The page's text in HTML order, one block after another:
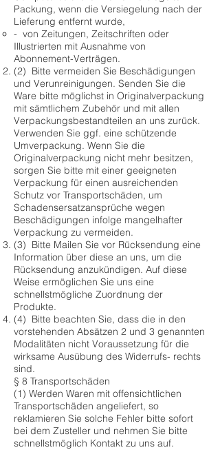
Packung, wenn die Versiegelung nach der
Lieferung entfernt wurde,
- von Zeitungen, Zeitschriften oder
Illustrierten mit Ausnahme von
Abonnement-Verträgen.
(2) Bitte vermeiden Sie Beschädigungen
und Verunreinigungen. Senden Sie die
Ware bitte möglichst in Originalverpackung
mit sämtlichem Zubehör und mit allen
Verpackungsbestandteilen an uns zurück.
Verwenden Sie ggf. eine schützende
Umverpackung. Wenn Sie die
Originalverpackung nicht mehr besitzen,
sorgen Sie bitte mit einer geeigneten
Verpackung für einen ausreichenden
Schutz vor Transportschäden, um
Schadensersatzansprüche wegen
Beschädigungen infolge mangelhafter
Verpackung zu vermeiden.
(3) Bitte Mailen Sie vor Rücksendung eine
Information über diese an uns, um die
Rücksendung anzukündigen. Auf diese
Weise ermöglichen Sie uns eine
schnellstmögliche Zuordnung der
Produkte.
(4) Bitte beachten Sie, dass die in den
vorstehenden Absätzen 2 und 3 genannten
Modalitäten nicht Voraussetzung für die
wirksame Ausübung des Widerrufs- rechts
sind.
§ 8 Transportschäden
(1) Werden Waren mit offensichtlichen
Transportschäden angeliefert, so
reklamieren Sie solche Fehler bitte sofort
bei dem Zusteller und nehmen Sie bitte
schnellstmöglich Kontakt zu uns auf.